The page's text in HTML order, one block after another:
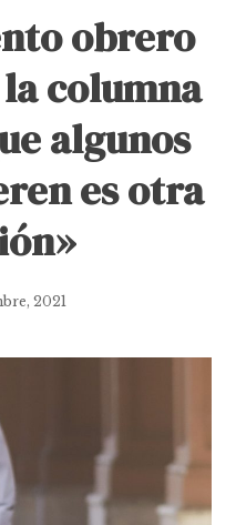
obrero
columna
algunos
es otra
2021